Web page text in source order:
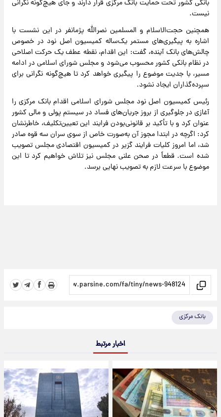
بانکی کشور تحت حمایت بانک مرکزی قرار دارند و جای هیچ‌گونه نگرانی
نیست.
همچنین حجت‌الاسلام و المسلمین نصرالله پژمانفر در این نشست با
اشاره به پیگیری‌های مستمر یک‌ساله کمیسیون اصل نود در خصوص
چالش‌های بانک آینده، گفت: این اقدام، نقطه عطف یک حرکت اصلاحی
در نظام بانکی کشور محسوب می‌شود و مجلس شورای اسلامی در ادامه
مسیر، با جدیت موضوع را پیگیری خواهد کرد تا هیچ‌گونه نگرانی برای
سپرده‌گذاران ایجاد نشود.
رئیس کمیسیون اصل نود مجلس شورای اسلامی اقدام بانک مرکزی را
آغازی در جلوگیری از بروز جریان‌های فساد در سیستم پولی و مالی کشور
عنوان کرد و با تأکید بر قانونی‌بودن فرایند این تعیین‌تکلیف، خاطرنشان
کرد: اگرچه در ابتدا مجوز آن به‌صورت خاص از سوی سران سه قوه صادر
شد، اما امروز کلیات فرایند گزیر در کمیسیون اقتصادی مجلس تصویب
شده است. قطعاً در صحن علنی مجلس نیز تلاش خواهیم کرد تا این
موضوع با سرعت لازم به تصویب نهایی برسد.
بانک مرکزی
اخبار مرتبط